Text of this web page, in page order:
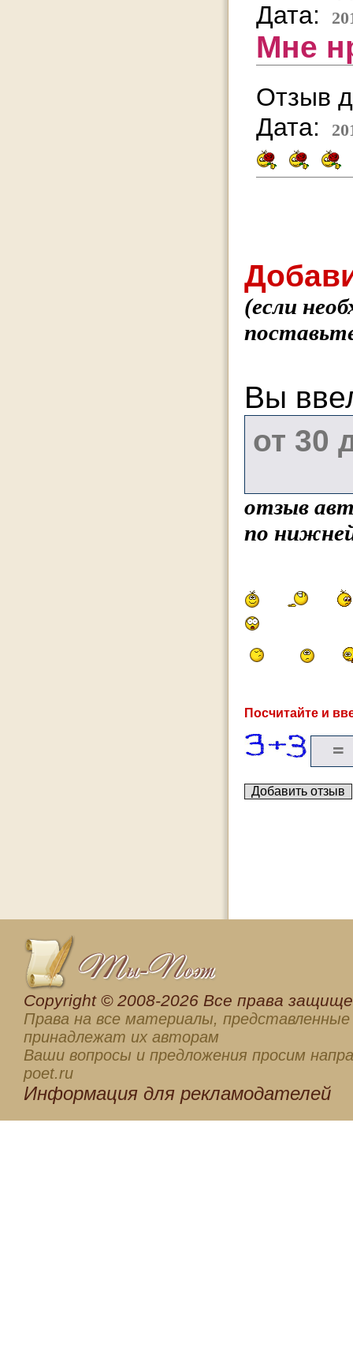
Дата:
Мне
Отзыв
Дата:
(если
Вы
отзыв
по
Посчитайте и
Сopyright © 2008-2026 Все права
Права на все материалы, представленные
принадлежат их авторам
Ваши вопросы и предложения просим
poet.ru
Информация для рекламодателей